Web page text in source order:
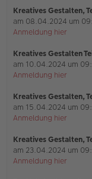
Kreatives Gestalten,
am 08.04.2024 um
Anmeldung hier
Kreatives Gestalten
am 10.04.2024 um
Anmeldung hier
Kreatives Gestalten,
am 15.04.2024 um
Anmeldung hier
Kreatives Gestalten,
am 23.04.2024 um
Anmeldung hier